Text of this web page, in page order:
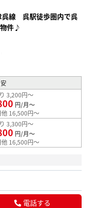
呉線 呉駅徒歩圏内で呉
件♪
3,200円～
円/月～
16,500円～
3,300円～
円/月～
16,500円～
電話する